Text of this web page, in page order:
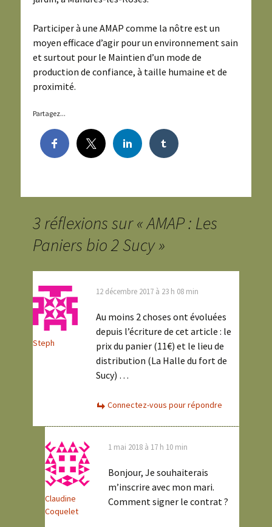
Participer à une AMAP comme la nôtre est un
moyen efficace d’agir pour un environnement sain
et surtout pour le Maintien d’un mode de
production de confiance, à taille humaine et de
proximité.
Partagez...
3 réflexions sur «AMAP : Les
Paniers bio 2 Sucy»
Steph
12 décembre 2017 à 23 h 08 min
Au moins 2 choses ont évoluées
depuis l’écriture de cet article : le
prix du panier (11€) et le lieu de
distribution (La Halle du fort de
Sucy) …
Connectez-vous pour répondre
Claudine
Coquelet
1 mai 2018 à 17 h 10 min
Bonjour, Je souhaiterais
m’inscrire avec mon mari.
Comment signer le contrat ?